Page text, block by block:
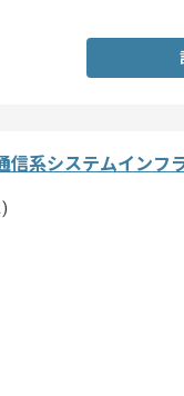
信系システムインフ